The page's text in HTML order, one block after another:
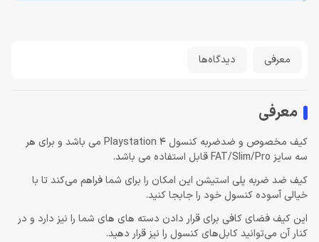
معرفی دیدگاه‌ها
معرفی
کیف مخصوص و ضدضربه کنسول Playstation 4 می باشد و برای هر
سه سایز FAT/Slim/Pro قابل استفاده می باشد.
کیف ضد ضربه پلی استیشن این امکان را برای شما فراهم می‌کند تا با
خیالی آسوده کنسول خود را جابجا کنید.
این کیف فضای کافی برای قرار دادن دسته های های شما را نیز دارد و در
کنار آن می‌توانید کابل‌های کنسول را نیز قرار دهید.